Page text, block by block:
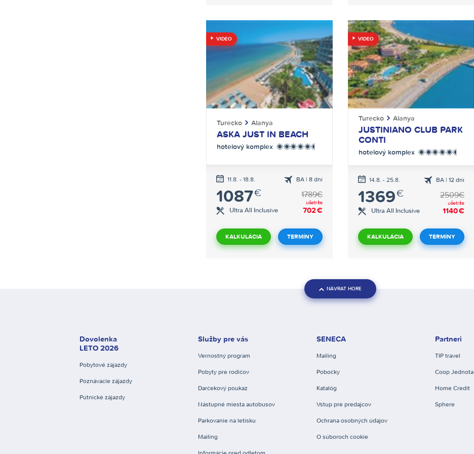
VIDEO
Turecko Alanya
ASKA JUST IN BEACH
hotelový komplex *****+
11.8. - 18.8.
1087€ 1789€
ušetríte
702€
Ultra All Inclusive
letecká
doprava
BA | 8 dní
KALKULÁCIA TERMÍNY
VIDEO
Turecko Alanya
JUSTINIANO CLUB PARK
CONTI
hotelový komplex *****+
14.8. - 25.8.
1369€ 2509€
ušetríte
1140€
Ultra All Inclusive
letecká
doprava
BA | 12 dní
KALKULÁCIA TERMÍNY
NÁVRAT HORE
Dovolenka
LETO 2026
Pobytové zájazdy
Poznávacie zájazdy
Pútnické zájazdy
Služby pre vás
Vernostný program
Pobyty pre rodičov
Darčekový poukaz
Nástupné miesta autobusov
Parkovanie na letisku
Mailing
SENECA
Mailing
Pobočky
Katalóg
Vstup pre predajcov
Ochrana osobných údajov
O súboroch cookie
Partneri
TIP travel
Coop Jednota
Home Credit
Sphere